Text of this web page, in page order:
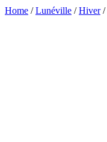
Home /Lunéville /Hiver/